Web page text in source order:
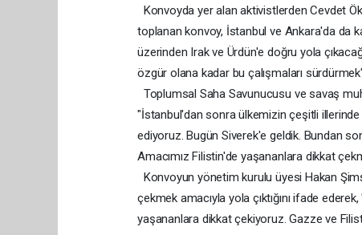
Konvoyda yer alan aktivistlerden Cevdet
toplanan konvoy, İstanbul ve Ankara'da da
üzerinden Irak ve Ürdün'e doğru yola
özgür olana kadar bu çalışmaları
Toplumsal Saha Savunucusu ve savaş
"İstanbul'dan sonra ülkemizin çeşitli
ediyoruz. Bugün Siverek'e geldik. Bundan
Amacımız Filistin'de yaşananlara dikkat
Konvoyun yönetim kurulu üyesi Hakan
çekmek amacıyla yola çıktığını ifade
yaşananlara dikkat çekiyoruz. Gazze ve